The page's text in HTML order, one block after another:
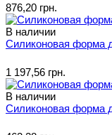
876,20 грн.
В наличии
Силиконовая форма
1 197,56 грн.
В наличии
Силиконовая форма